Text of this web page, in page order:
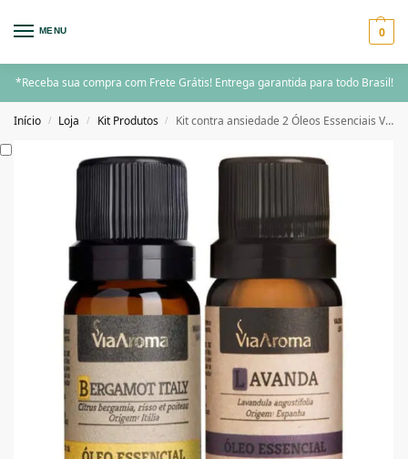
MENU 0
*Receba sua compra com Frete Grátis! Entrega garantida para todo Brasil!
Início / Loja / Kit Produtos / Kit contra ansiedade 2 Óleos Essenciais Via Aroma 10ml